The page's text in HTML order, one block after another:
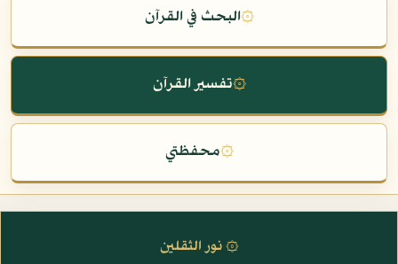
۞البحث في القرآن
۞تفسير القرآن
۞محفظتي
۞ نور الثقلين